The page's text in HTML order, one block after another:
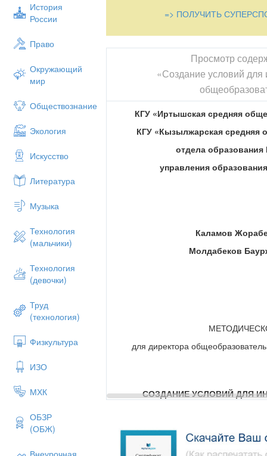
История
России
Право
Окружающий
мир
Обществознание
Экология
Искусство
Литература
Музыка
Технология
(мальчики)
Технология
(девочки)
Труд
(технология)
Физкультура
ИЗО
МХК
ОБЗР
(ОБЖ)
Внеурочная
=> ПОЛУЧИТЬ
Просмотр
«Создание условий для
КГУ «Иртышская средняя
КГУ «Кызылжарская средняя
отдела
управления
Каламов Ж
Молдабеков
для директора
СОЗДАНИЕ УСЛОВИЙ ДЛЯ